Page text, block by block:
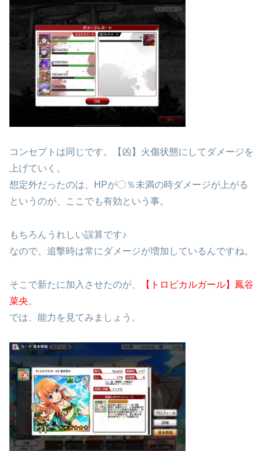
コンセプトは同じです。【凶】火傷状態にしてダメージを
上げていく。
想定外だったのは、HPが〇％未満の時ダメージが上がる
というのが、ここでも有効という事。
もちろんうれしい誤算です♪
なので、追撃時は常にダメージが増加しているんですね。
そこで新たに加入させたのが、
【トロピカルガール】鳳谷
菜央。
では、能力を見てみましょう。